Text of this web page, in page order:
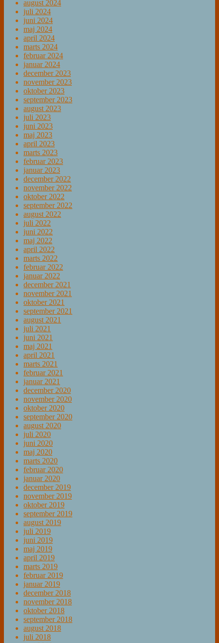
august 2024
juli 2024
juni 2024
maj 2024
april 2024
marts 2024
februar 2024
januar 2024
december 2023
november 2023
oktober 2023
september 2023
august 2023
juli 2023
juni 2023
maj 2023
april 2023
marts 2023
februar 2023
januar 2023
december 2022
november 2022
oktober 2022
september 2022
august 2022
juli 2022
juni 2022
maj 2022
april 2022
marts 2022
februar 2022
januar 2022
december 2021
november 2021
oktober 2021
september 2021
august 2021
juli 2021
juni 2021
maj 2021
april 2021
marts 2021
februar 2021
januar 2021
december 2020
november 2020
oktober 2020
september 2020
august 2020
juli 2020
juni 2020
maj 2020
marts 2020
februar 2020
januar 2020
december 2019
november 2019
oktober 2019
september 2019
august 2019
juli 2019
juni 2019
maj 2019
april 2019
marts 2019
februar 2019
januar 2019
december 2018
november 2018
oktober 2018
september 2018
august 2018
juli 2018